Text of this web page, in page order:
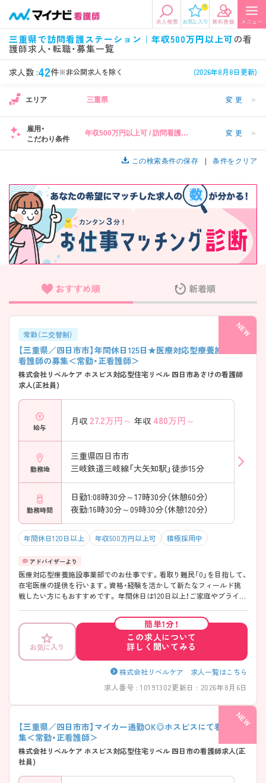
0
三重県で訪問看護ステーション｜年収500万円以上可の看
護師求人・転職・募集一覧
求人数 :42件※非公開求人を除く (2026年8月8日更新)
エリアから探す
エリアから探す
関東
東海 関西
九州・沖縄
希望の求人条件を選択
条件項目の選択に戻る
資格
施設形態 1
病院、クリニック・診療所など 病棟、外来など
美容外科、
循環器内科など
未経験歓迎、
土日祝休みなど
年収
年収500万円以上など 正社員、契約社員など
フリーワード検索
エリア 三重県 変更 ＞
雇用・
こだわり条件
年収500万円以上可 / 訪問看護ス
変更 ＞
この検索条件の保存 条件をクリア
おすすめ順 新着順
常勤（二交替制）
【三重県／四日市市】年間休日125日★医療対応型療養施設にて
看護師の募集＜常勤・正看護師＞
株式会社リベルケア ホスピス対応型住宅リベル 四日市あさけの看護師
求人(正社員)
給与
月収 27.2万円～ 年収 480万円～
勤務地
三重県四日市市
三岐鉄道三岐線「大矢知駅」徒歩15分
勤務時間
日勤1:08時30分～17時30分（休憩60分）
夜勤:16時30分～09時30分（休憩120分）
年間休日120日以上 年収500万円以上可 積極採用中
医療対応型療養施設事業部でのお仕事です。看取り難民「0」を目指して、
在宅医療の提供を行います。資格・経験を活かして新たなフィールド挑
戦したい方にもおすすめです。 年間休日は120日以上！ご家庭やプライベ
方には、面接対策ポイントなど、さらに詳細をお話しいたしますのでお気
軽にご相談ください！
お気に入り
簡単1分！
この求人について
詳しく聞いてみる
株式会社リベルケア 求人一覧はこちら
求人番号 : 10191302更新日 : 2026年8月6日
【三重県／四日市市】マイカー通勤OK◎ホスピスにて看護師募
集＜常勤・正看護師＞
株式会社リベルケア ホスピス対応型住宅リベル 四日市の看護師求人(正
社員)